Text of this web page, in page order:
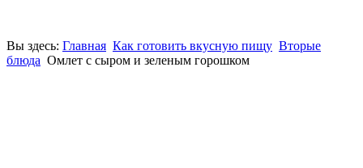
Вы здесь: Главная Как готовить вкусную пищу Вторые
блюда Омлет с сыром и зеленым горошком